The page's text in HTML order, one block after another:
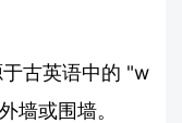
古英语中的 "w
墙或围墙。